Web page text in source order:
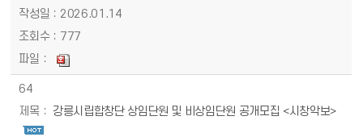
2026.01.14
777
64
강릉시립합창단 상임단원 및 비상임단원 공개모집 <시창악보>